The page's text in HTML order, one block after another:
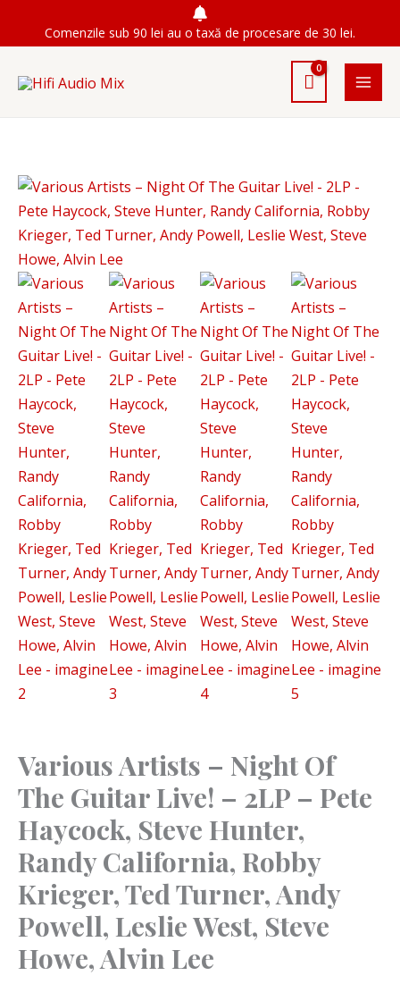
Comenzile sub 90 lei au o taxă de procesare de 30 lei.
Various Artists – Night Of
The Guitar Live! – 2LP – Pete
Haycock, Steve Hunter,
Randy California, Robby
Krieger, Ted Turner, Andy
Powell, Leslie West, Steve
Howe, Alvin Lee
Cantitate
Various
Artists
–
Night
Of
The
Guitar
Live!
-
2LP
-
Pete
Haycock,
Steve
Hunter,
Randy
California,
Robby
Krieger,
Ted
Turner,
Leslie
West,
Steve
Howe,
Alvin
Lee